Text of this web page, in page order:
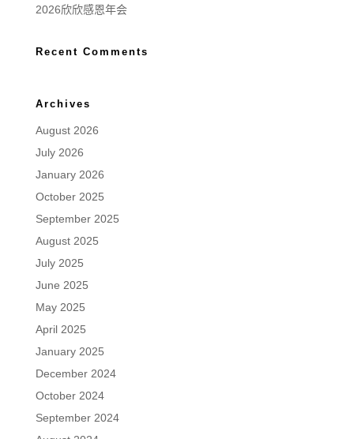
2026欣欣感恩年会
Recent Comments
Archives
August 2026
July 2026
January 2026
October 2025
September 2025
August 2025
July 2025
June 2025
May 2025
April 2025
January 2025
December 2024
October 2024
September 2024